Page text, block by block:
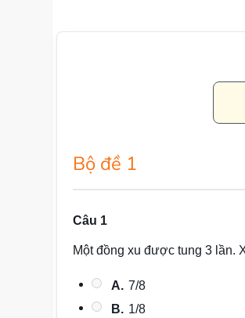
Bộ đề 1
Câu 1
Một đồng xu được tung 3 lần.
A. 7/8
B. 1/8